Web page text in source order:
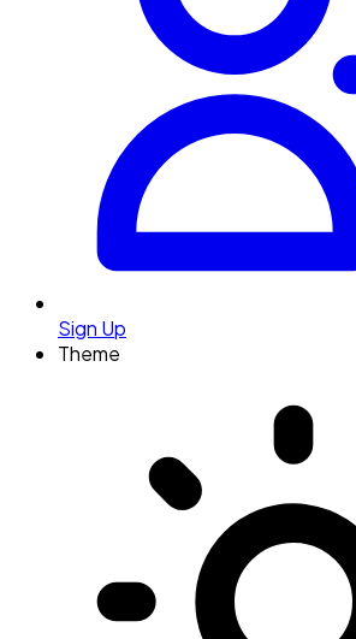
Sign Up
Theme